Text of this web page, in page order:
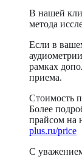
В нашей
метода
Если в
рамках
приема.
Стоимость
Более
прайсом на
plus.ru/price
С